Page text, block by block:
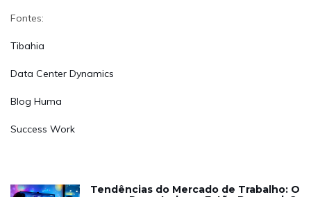
Fontes:
Tibahia
Data Center Dynamics
Blog Huma
Success Work
Tendências do Mercado de Trabalho: O